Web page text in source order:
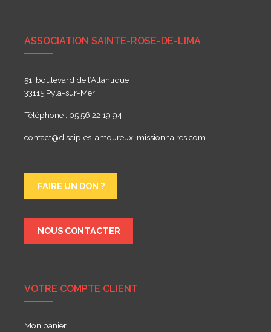
ASSOCIATION SAINTE-ROSE-DE-LIMA
51, boulevard de l’Atlantique
33115 Pyla-sur-Mer
Téléphone : 05 56 22 19 94
contact@disciples-amoureux-missionnaires.com
FAIRE UN DON ?
NOUS CONTACTER
VOTRE COMPTE CLIENT
Mon panier